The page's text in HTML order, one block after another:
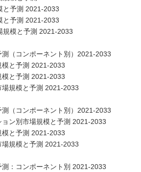
と予測 2021-2033
と予測 2021-2033
規模と予測 2021-2033
（コンポーネント別）2021-2033
と予測 2021-2033
と予測 2021-2033
規模と予測 2021-2033
（コンポーネント別）2021-2033
ン別市場規模と予測 2021-2033
と予測 2021-2033
規模と予測 2021-2033
：コンポーネント別 2021-2033